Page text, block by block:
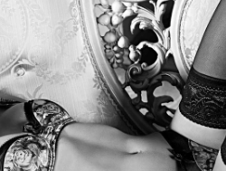
| Branding mit Bildwelten |
Corporate Design